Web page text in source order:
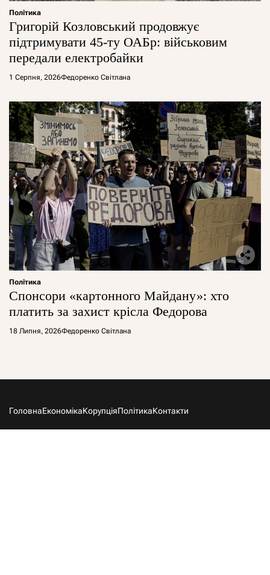
Політика
Григорій Козловський продовжує
підтримувати 45-ту ОАБр: військовим
передали електробайки
1 Серпня, 2026Федоренко Світлана
Політика
Спонсори «картонного Майдану»: хто
платить за захист крісла Федорова
18 Липня, 2026Федоренко Світлана
ГоловнаЕкономікаКорупціяПолітикаКонтакти